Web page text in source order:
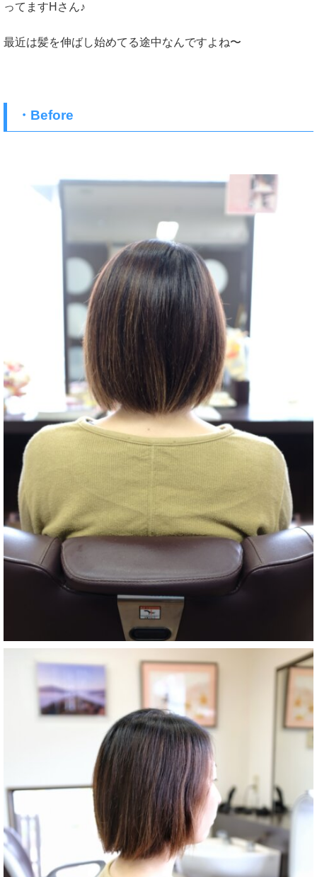
ってますHさん♪
最近は髪を伸ばし始めてる途中なんですよね〜
・Before